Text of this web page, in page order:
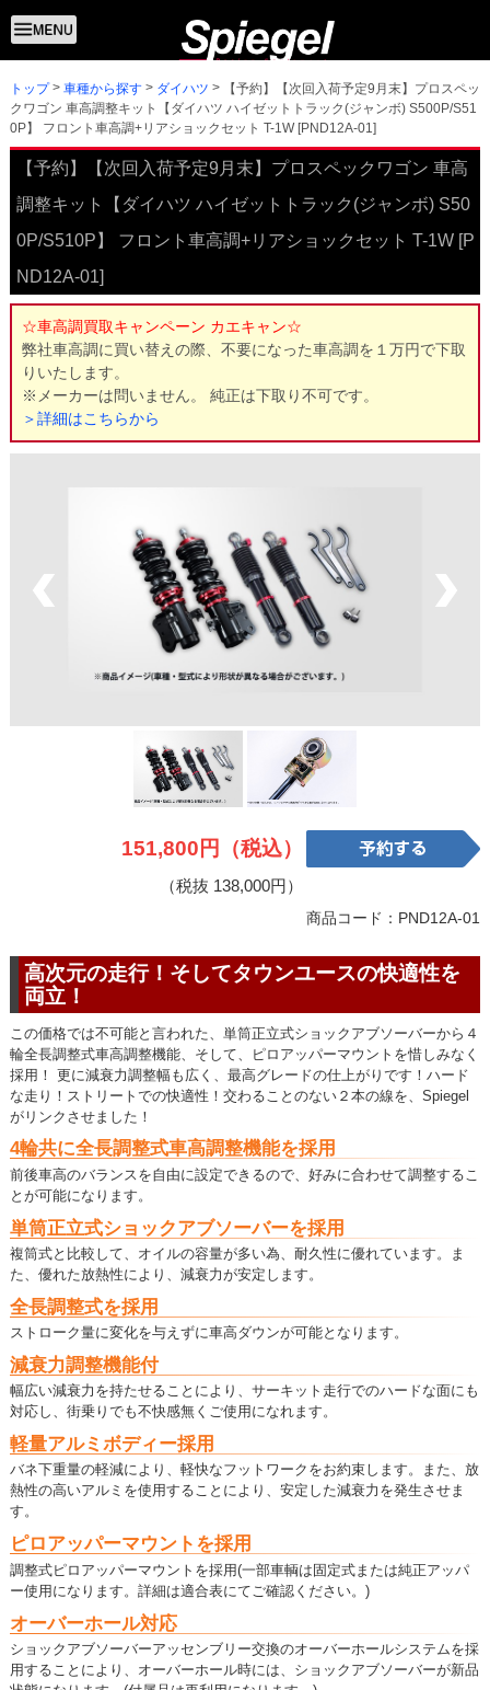
トップ 車種から探す ダイハツ
【予約】【次回入荷予定9月末】プロスペッ
クワゴン 車高調整キット【ダイハツ ハイゼットトラック(ジャンボ) S500P/S51
0P】 フロント車高調+リアショックセット T-1W [PND12A-01]
【予約】【次回入荷予定9月末】プロスペックワゴン 車高
調整キット【ダイハツ ハイゼットトラック(ジャンボ) S50
0P/S510P】 フロント車高調+リアショックセット T-1W [P
ND12A-01]
☆車高調買取キャンペーン カエキャン☆
弊社車高調に買い替えの際、不要になった車高調を１万円で下取
りいたします。
※メーカーは問いません。 純正は下取り不可です。
＞詳細はこちらから
151,800円（税込）
（税抜 138,000円）
商品コード：PND12A-01
高次元の走行！そしてタウンユースの快適性を
両立！
この価格では不可能と言われた、単筒正立式ショックアブソーバーから４
輪全長調整式車高調整機能、そして、ピロアッパーマウントを惜しみなく
採用！ 更に減衰力調整幅も広く、最高グレードの仕上がりです！ハード
な走り！ストリートでの快適性！交わることのない２本の線を、Spiegel
がリンクさせました！
4輪共に全長調整式車高調整機能を採用
前後車高のバランスを自由に設定できるので、好みに合わせて調整するこ
とが可能になります。
単筒正立式ショックアブソーバーを採用
複筒式と比較して、オイルの容量が多い為、耐久性に優れています。ま
た、優れた放熱性により、減衰力が安定します。
全長調整式を採用
ストローク量に変化を与えずに車高ダウンが可能となります。
減衰力調整機能付
幅広い減衰力を持たせることにより、サーキット走行でのハードな面にも
対応し、街乗りでも不快感無くご使用になれます。
軽量アルミボディー採用
バネ下重量の軽減により、軽快なフットワークをお約束します。また、放
熱性の高いアルミを使用することにより、安定した減衰力を発生させま
す。
ピロアッパーマウントを採用
調整式ピロアッパーマウントを採用(一部車輌は固定式または純正アッパ
ー使用になります。詳細は適合表にてご確認ください。)
オーバーホール対応
ショックアブソーバーアッセンブリー交換のオーバーホールシステムを採
用することにより、オーバーホール時には、ショックアブソーバーが新品